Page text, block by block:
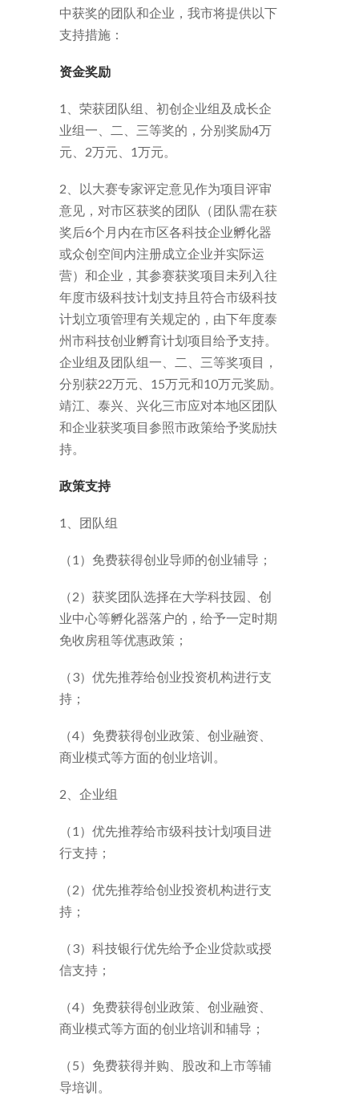
中获奖的团队和企业，我市将提供以下
支持措施：
资金奖励
1、荣获团队组、初创企业组及成长企
业组一、二、三等奖的，分别奖励4万
元、2万元、1万元。
2、以大赛专家评定意见作为项目评审
意见，对市区获奖的团队（团队需在获
奖后6个月内在市区各科技企业孵化器
或众创空间内注册成立企业并实际运
营）和企业，其参赛获奖项目未列入往
年度市级科技计划支持且符合市级科技
计划立项管理有关规定的，由下年度泰
州市科技创业孵育计划项目给予支持。
企业组及团队组一、二、三等奖项目，
分别获22万元、15万元和10万元奖励。
靖江、泰兴、兴化三市应对本地区团队
和企业获奖项目参照市政策给予奖励扶
持。
政策支持
1、团队组
（1）免费获得创业导师的创业辅导；
（2）获奖团队选择在大学科技园、创
业中心等孵化器落户的，给予一定时期
免收房租等优惠政策；
（3）优先推荐给创业投资机构进行支
持；
（4）免费获得创业政策、创业融资、
商业模式等方面的创业培训。
2、企业组
（1）优先推荐给市级科技计划项目进
行支持；
（2）优先推荐给创业投资机构进行支
持；
（3）科技银行优先给予企业贷款或授
信支持；
（4）免费获得创业政策、创业融资、
商业模式等方面的创业培训和辅导；
（5）免费获得并购、股改和上市等辅
导培训。